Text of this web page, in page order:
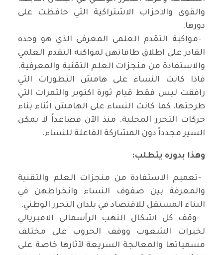
والقوى والاحزاب الاشتراكية التي حافظت على
دورها.
-مواكبة التقدم العلمي المعرفي الذي هو وحده
القادر على اطلاق طاقاتهن لمواكبة التقدم العلمي
والاستفادة من منجزات العلم التقنية والمعرفية.
فاذا كانت النساء على هامش التطورات التي
رافقت ليس فقط قيام ثورة اكتوبر والثمرات التي
طرحتها، كما كانت النساء على الهامش اثناء بناء
حركات التحرر المحلية. منذ الآن فصاعداً لا يمكن
السير مجدداً دون المشاركة الفاعلة للنساء.
وهذا بدوره يتطلب:
-تعميم الاستفادة من منجزات العلم والتقنية
والمعرفة بين صفوف النساء وانخراطهن في
البناء المستقل للاقتصاد في بلدان التحرر الوطني.
-وقف كل اشكال النهب الرأسمالي الامبريالي
لخيرات الشعوب ووقف الحروب على مختلف
مسمياتها والمعالجة السريعة لآثارها خاصة على